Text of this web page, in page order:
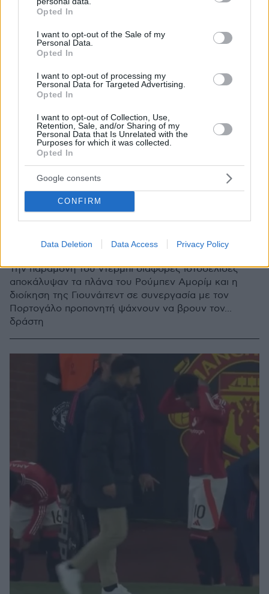
grant or deny consent to Google and its third-party tags to
use your data for below specified purposes in below Google
consent section.
Opted In
I want to opt-out of the Sale of my
Personal Data.
Opted In
I want to opt-out of processing my
Personal Data for Targeted Advertising.
Opted In
I want to opt-out of Collection, Use,
Retention, Sale, and/or Sharing of my
Personal Data that Is Unrelated with the
Purposes for which it was collected.
Opted In
Google consents
CONFIRM
Data Deletion Data Access Privacy Policy
Έρευνα στα αποδυτήρια της Γιουνάιτεντ για τη διαρροή
της ενδεκάδας πριν το ντέρμπι με την Σίτι
Την παραμονή του ντέρμπι διάφορες ιστοσελίδες
αποκάλυψαν τα πλάνα του Ρούμπεν Αμορίμ και η
διοίκηση της Γιουνάιτεντ σε συνεργασία με τον
Πορτογάλο προπονητή ψάχνουν να βρουν τον...
δράστη